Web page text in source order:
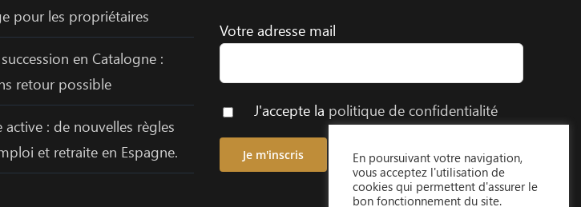
pour les propriétaires
en Catalogne :
retour possible
active : de nouvelles règles
et retraite en Espagne.
Votre adresse mail
J'accepte la politique de confidentialité
En poursuivant votre navigation,
vous acceptez l'utilisation de
cookies qui permettent d'assurer le
bon fonctionnement du site.